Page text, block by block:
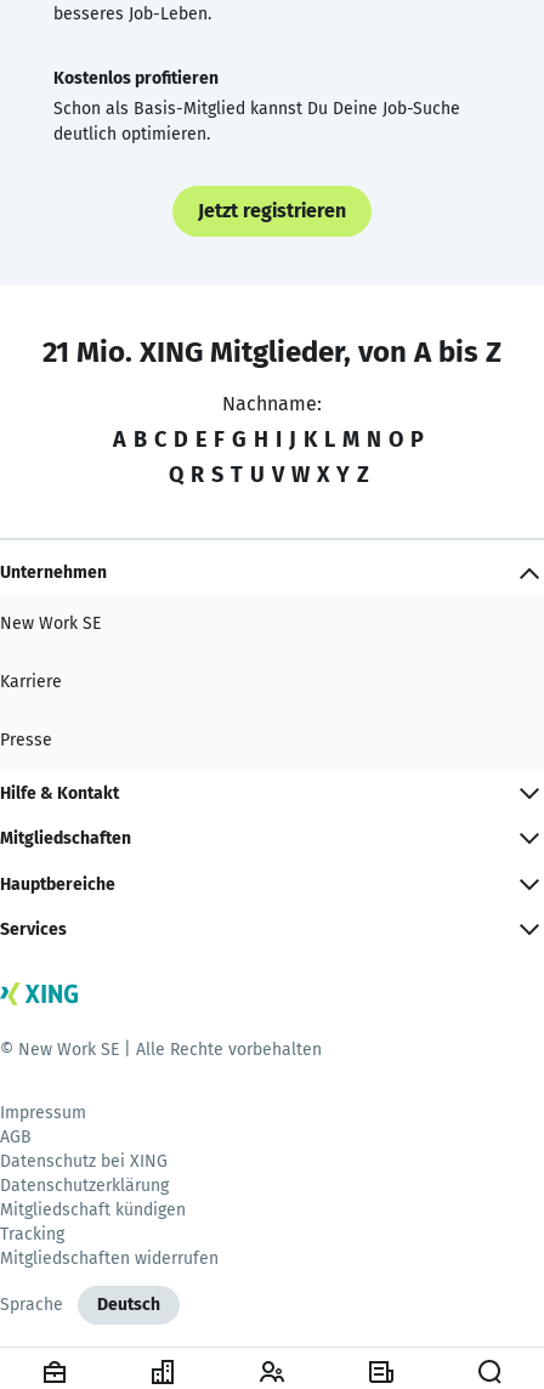
besseres Job-Leben.
Kostenlos profitieren
Schon als Basis-Mitglied kannst Du Deine Job-Suche
deutlich optimieren.
Jetzt registrieren
21 Mio. XING Mitglieder, von A bis Z
Nachname:
A B C D E F G H I J K L M N O P
Q R S T U V W X Y Z
Unternehmen
New Work SE
Karriere
Presse
Hilfe & Kontakt
Mitgliedschaften
Hauptbereiche
Services
© New Work SE | Alle Rechte vorbehalten
Impressum
AGB
Datenschutz bei XING
Datenschutzerklärung
Mitgliedschaft kündigen
Tracking
Mitgliedschaften widerrufen
Sprache Deutsch